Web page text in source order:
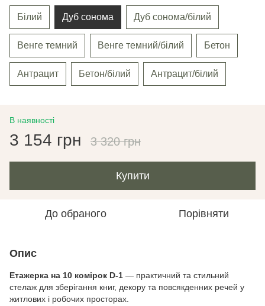
Білий Дуб сонома Дуб сонома/білий
Венге темний Венге темний/білий Бетон
Антрацит Бетон/білий Антрацит/білий
В наявності
3 154 грн 3 320 грн
Купити
До обраного Порівняти
Опис
Етажерка на 10 комірок D-1 — практичний та стильний
стелаж для зберігання книг, декору та повсякденних речей у
житлових і робочих просторах.